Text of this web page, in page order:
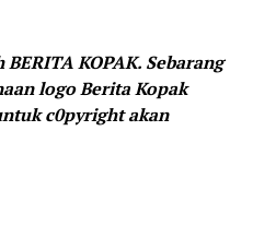
KOPAK. Sebarang
logo Berita Kopak
c0pyright akan